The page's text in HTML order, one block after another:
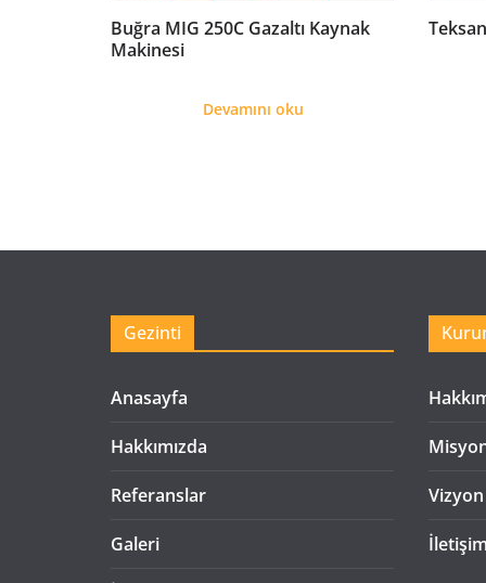
Buğra MIG 250C Gazaltı Kaynak
Makinesi
Devamını oku
Gezinti
Anasayfa
Hakkımızda
Referanslar
Galeri
Vizyon